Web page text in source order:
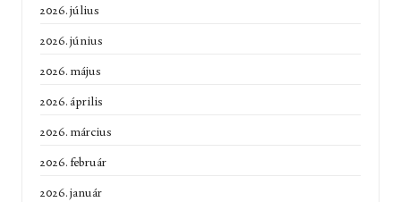
2026. július
2026. június
2026. május
2026. április
2026. március
2026. február
2026. január